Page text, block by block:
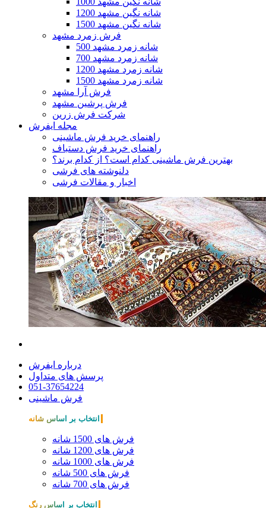
1200 شانه نگین مشهد
1500 شانه نگین مشهد
فرش زمرد مشهد
500 شانه زمرد مشهد
700 شانه زمرد مشهد
1200 شانه زمرد مشهد
1500 شانه زمرد مشهد
فرش آرا مشهد
فرش پرشین مشهد
شرکت فرش زرین
مجله ایفرش
راهنمای خرید فرش ماشینی
راهنمای خرید فرش دستباف
بهترین فرش ماشینی کدام است؟ از کدام برند؟
دلنوشته های فرشی
اخبار و مقالات فرشی
درباره ایفرش
پرسش های متداول
051-37654224
فرش ماشینی
انتخاب بر اساس شانه
فرش های 1500 شانه
فرش های 1200 شانه
فرش های 1000 شانه
فرش های 500 شانه
فرش های 700 شانه
انتخاب بر اساس رنگ